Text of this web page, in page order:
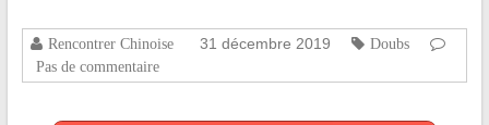
Rencontrer Chinoise 31 décembre 2019
Doubs
Pas de commentaire